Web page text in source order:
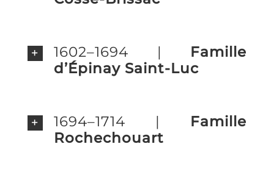
1602–1694 | Famille
d’Épinay Saint-Luc
1694–1714 | Famille
Rochechouart